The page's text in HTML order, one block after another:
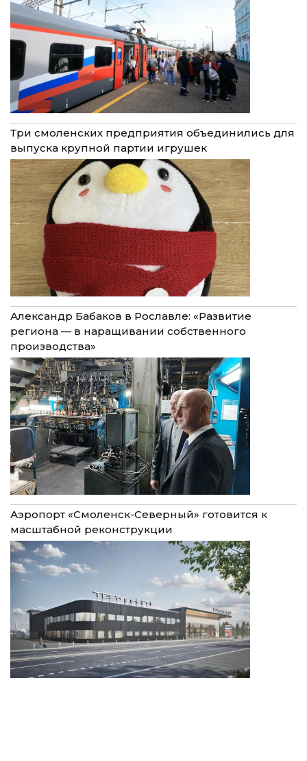
Три смоленских предприятия объединились для
выпуска крупной партии игрушек
Александр Бабаков в Рославле: «Развитие
региона — в наращивании собственного
производства»
Аэропорт «Смоленск-Северный» готовится к
масштабной реконструкции